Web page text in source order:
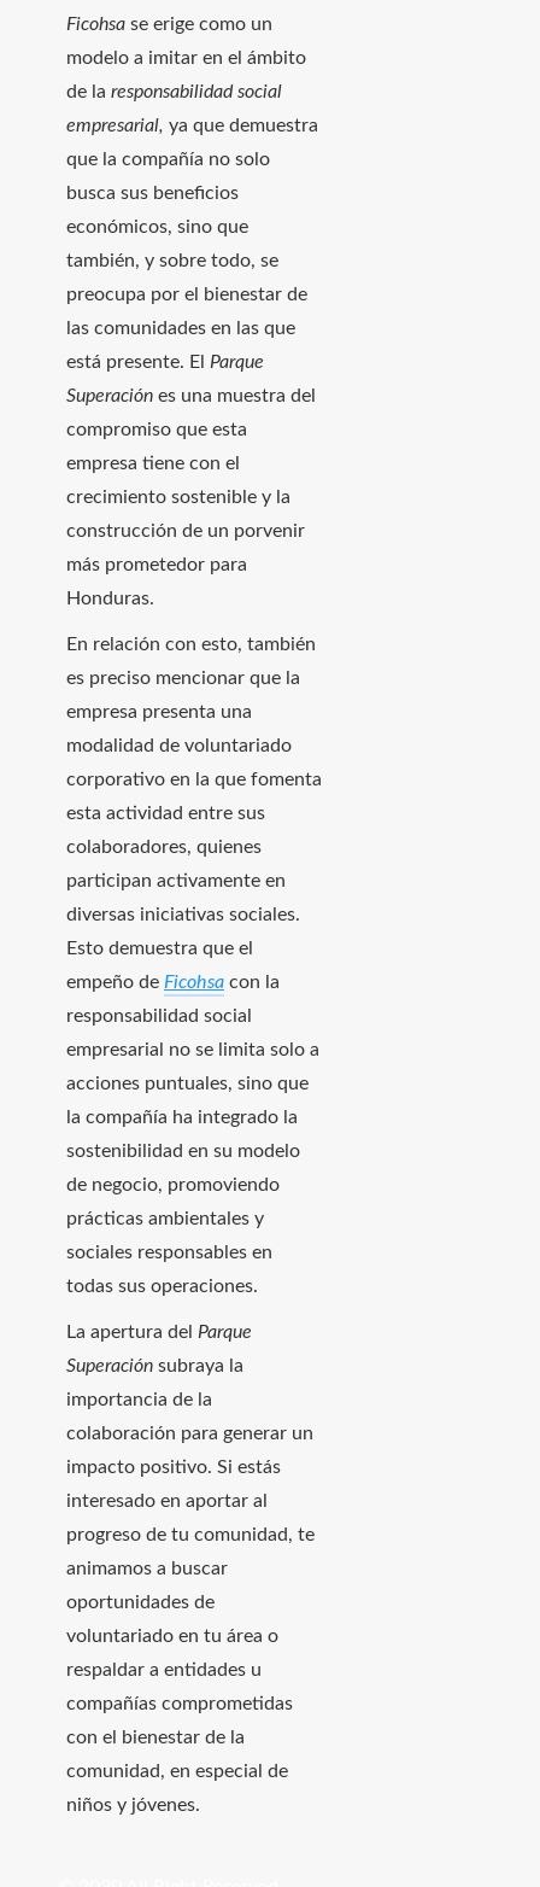
Ficohsa se erige como un
modelo a imitar en el ámbito
de la responsabilidad social
empresarial, ya que demuestra
que la compañía no solo
busca sus beneficios
económicos, sino que
también, y sobre todo, se
preocupa por el bienestar de
las comunidades en las que
está presente. El Parque
Superación es una muestra del
compromiso que esta
empresa tiene con el
crecimiento sostenible y la
construcción de un porvenir
más prometedor para
Honduras.
En relación con esto, también
es preciso mencionar que la
empresa presenta una
modalidad de voluntariado
corporativo en la que fomenta
esta actividad entre sus
colaboradores, quienes
participan activamente en
diversas iniciativas sociales.
Esto demuestra que el
empeño de Ficohsa con la
responsabilidad social
empresarial no se limita solo a
acciones puntuales, sino que
la compañía ha integrado la
sostenibilidad en su modelo
de negocio, promoviendo
prácticas ambientales y
sociales responsables en
todas sus operaciones.
La apertura del Parque
Superación subraya la
importancia de la
colaboración para generar un
impacto positivo. Si estás
interesado en aportar al
progreso de tu comunidad, te
animamos a buscar
oportunidades de
voluntariado en tu área o
respaldar a entidades u
compañías comprometidas
con el bienestar de la
comunidad, en especial de
niños y jóvenes.